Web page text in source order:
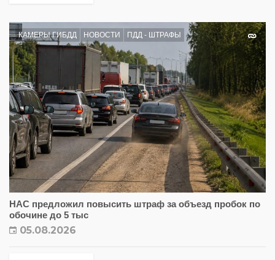
КАМЕРЫ ГИБДД НОВОСТИ ПДД - ШТРАФЫ
НАС предложил повысить штраф за объезд пробок по
обочине до 5 тыс
05.08.2026